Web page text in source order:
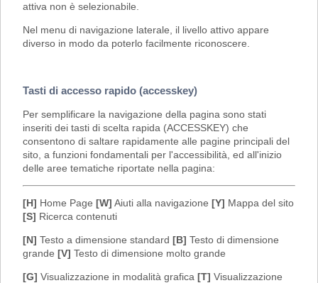
attiva non è selezionabile.
Nel menu di navigazione laterale, il livello attivo appare
diverso in modo da poterlo facilmente riconoscere.
Tasti di accesso rapido (accesskey)
Per semplificare la navigazione della pagina sono stati
inseriti dei tasti di scelta rapida (ACCESSKEY) che
consentono di saltare rapidamente alle pagine principali del
sito, a funzioni fondamentali per l'accessibilità, ed all'inizio
delle aree tematiche riportate nella pagina:
[H] Home Page [W] Aiuti alla navigazione [Y] Mappa del sito
[S] Ricerca contenuti
[N] Testo a dimensione standard [B] Testo di dimensione
grande [V] Testo di dimensione molto grande
[G] Visualizzazione in modalità grafica [T] Visualizzazione